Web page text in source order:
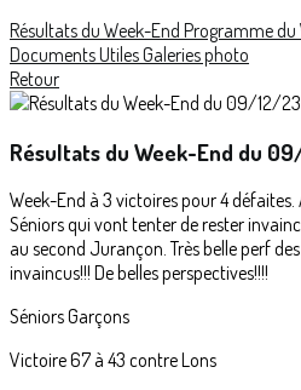
Résultats du Week-End Programme du
Documents UtilesGaleries photo
Retour
Résultats du Week-End du
Week-End à 3 victoires pour 4
Séniors qui vont tenter de rester
au second Jurançon. Très belle perf
invaincus!!! De belles perspectives!!!!
Séniors Garçons
Victoire 67 à 43 contre Lons